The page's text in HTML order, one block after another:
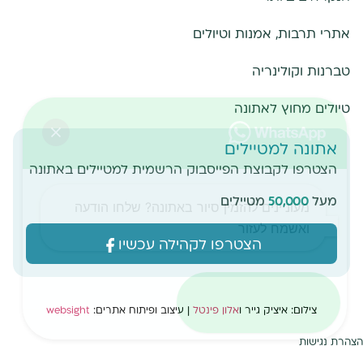
אתרי תרבות, אמנות וטיולים
טברנות וקולינריה
טיולים מחוץ לאתונה
אתונה למטיילים
הצטרפו לקבוצת הפייסבוק הרשמית למטיילים באתונה
מעל 50,000מטיילים
הצטרפו לקהילה עכשיו
צילום: איציק גייר ואלון פינטל עיצוב ופיתוח אתרים: websight
הצהרת נגישות
מעוניינים להזמין סיור באתונה? שלחו הודעה
ואשמח לעזור
שליחת הודעה